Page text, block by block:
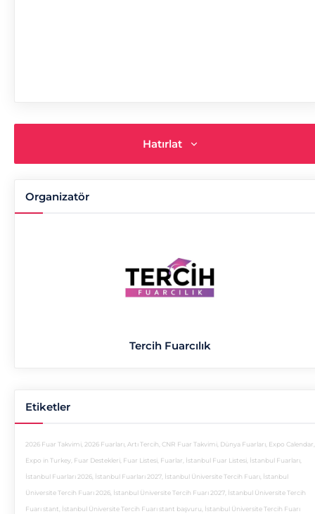
Hatırlat
Organizatör
Tercih Fuarcılık
Etiketler
2026 Fuar Takvimi, 2026 Fuarları, Artı Tercih, CNR Fuar Takvimi, Dünya Fuarları, Expo Calendar,
Expo in Turkey, Fuar Destekleri, Fuar Listesi, Fuarlar, İstanbul Fuar Listesi, İstanbul Fuarları,
İstanbul Fuarları 2026, İstanbul Fuarları 2027, İstanbul Üniversite Tercih Fuarı, İstanbul
Üniversite Tercih Fuarı 2026, İstanbul Üniversite Tercih Fuarı 2027, İstanbul Üniversite Tercih
Fuarı stant, İstanbul Üniversite Tercih Fuarı stant başvuru, İstanbul Üniversite Tercih Fuarı